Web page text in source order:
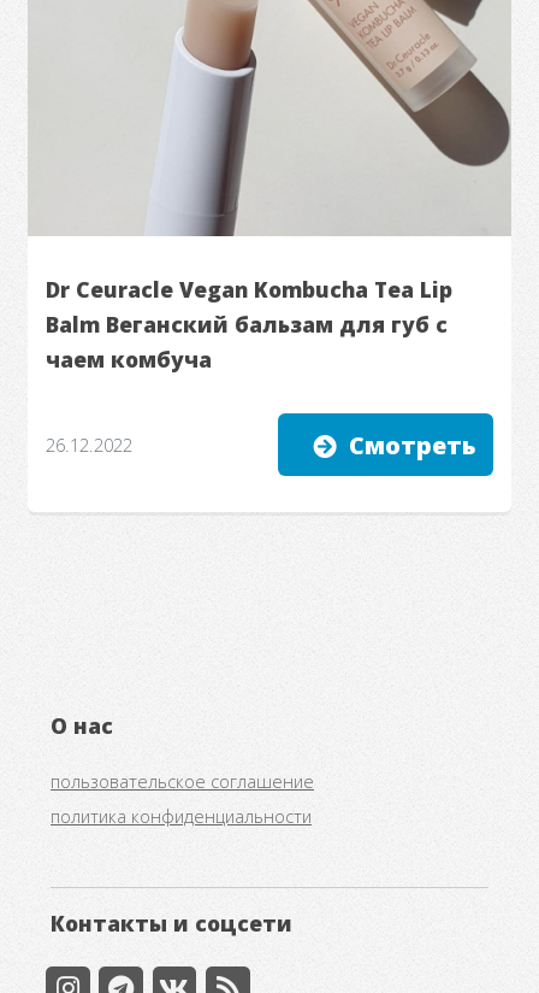
Dr Ceuracle Vegan Kombucha Tea Lip
Balm Веганский бальзам для губ с
чаем комбуча
26.12.2022 Смотреть
О нас
пользовательское соглашение
политика конфиденциальности
Контакты и соцсети